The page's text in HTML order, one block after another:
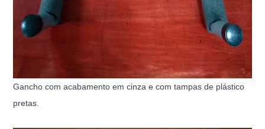
Gancho com acabamento em cinza e com tampas de plástico
pretas.